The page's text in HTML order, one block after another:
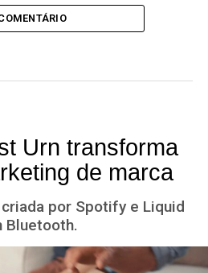
Urn transforma
de marca
por Spotify e Liquid
Bluetooth.